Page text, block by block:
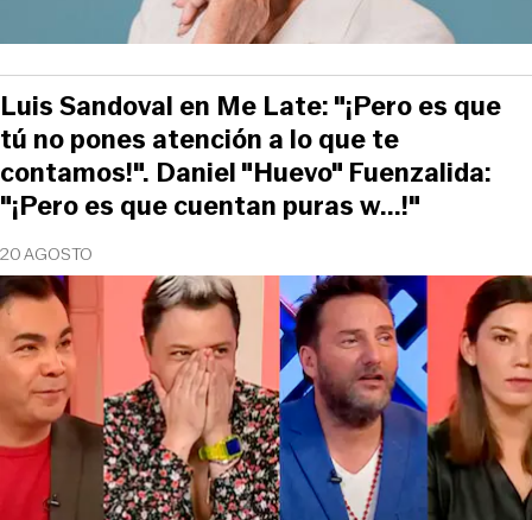
20 AGOSTO
Luis Sandoval en Me Late: "¡Pero es que
tú no pones atención a lo que te
contamos!". Daniel "Huevo" Fuenzalida:
"¡Pero es que cuentan puras w...!"